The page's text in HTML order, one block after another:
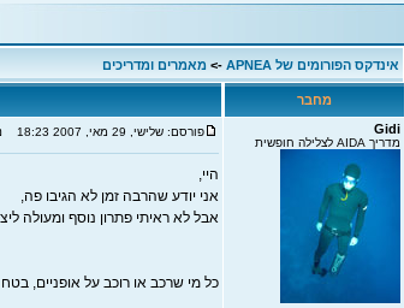
אינדקס הפורומים של APNEA -> מאמרים ומדריכים
מחבר
Gidi
מדריך AIDA לצלילה חופשית
פורסם: שלישי, 29 מאי, 2007 18:23
היי,
אני יודע שהרבה זמן לא הגיבו פה,
אבל לא ראיתי פתרון נוסף ומעולה
כל מי שרכב או רוכב על אופניים,